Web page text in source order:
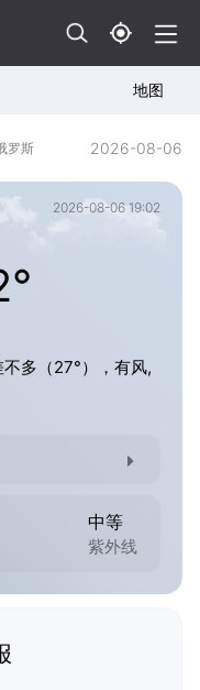
地图
罗斯 2026-08-06
2026-08-06 19:02
多（27°），有风,
中等
紫外线